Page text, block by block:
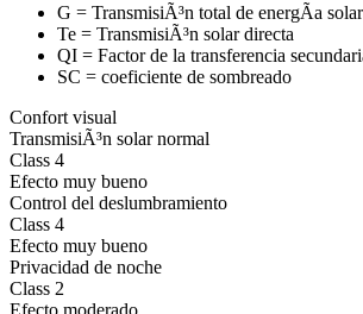
G = TransmisiÃ³n total de energÃ­a solar
Te = TransmisiÃ³n solar directa
QI = Factor de la transferencia
SC = coeficiente de sombreado
Confort visual
TransmisiÃ³n solar normal
Class 4
Efecto muy bueno
Control del deslumbramiento
Class 4
Efecto muy bueno
Privacidad de noche
Class 2
Efecto moderado